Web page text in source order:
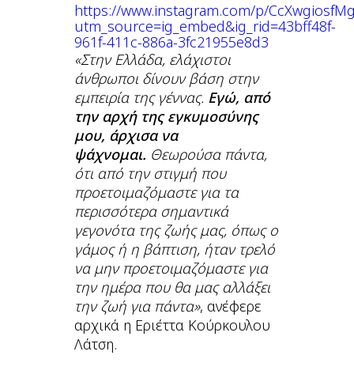
https://www.instagram.com/p/
utm_source=ig_embed&ig_rid=43bff48f-
961f-411c-886a-3fc21955e8d3
«Στην Ελλάδα, ελάχιστοι
άνθρωποι δίνουν βάση στην
εμπειρία της γέννας. Εγώ, από
την αρχή της εγκυμοσύνης
μου, άρχισα να
ψάχνομαι. Θεωρούσα πάντα,
ότι από την στιγμή που
προετοιμαζόμαστε για τα
περισσότερα σημαντικά
γεγονότα της ζωής μας, όπως ο
γάμος ή η βάπτιση, ήταν τρελό
να μην προετοιμαζόμαστε για
την ημέρα που θα μας αλλάξει
την ζωή για πάντα», ανέφερε
αρχικά η Εριέττα Κούρκουλου
Λάτση.